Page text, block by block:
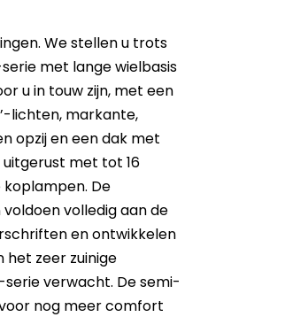
We stellen u trots
met lange wielbasis
u in touw zijn, met een
lichten, markante,
opzij en een dak met
met tot 16
De
volledig aan de
en ontwikkelen
het zeer zuinige
verwacht. De semi-
nog meer comfort